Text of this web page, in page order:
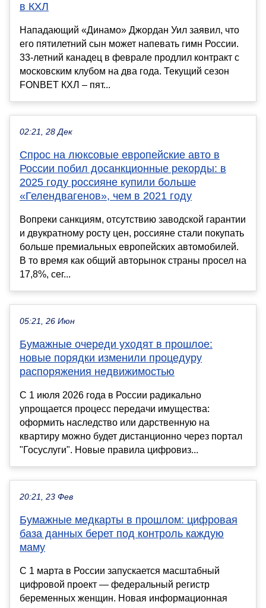
в КХЛ
Нападающий «Динамо» Джордан Уил заявил, что
его пятилетний сын может напевать гимн России.
33-летний канадец в феврале продлил контракт с
московским клубом на два года. Текущий сезон
FONBET КХЛ – пят...
02:21, 28 Дек
Спрос на люксовые европейские авто в
России побил досанкционные рекорды: в
2025 году россияне купили больше
«Гелендвагенов», чем в 2021 году
Вопреки санкциям, отсутствию заводской гарантии
и двукратному росту цен, россияне стали покупать
больше премиальных европейских автомобилей.
В то время как общий авторынок страны просел на
17,8%, сег...
05:21, 26 Июн
Бумажные очереди уходят в прошлое:
новые порядки изменили процедуру
распоряжения недвижимостью
С 1 июля 2026 года в России радикально
упрощается процесс передачи имущества:
оформить наследство или дарственную на
квартиру можно будет дистанционно через портал
"Госуслуги". Новые правила цифровиз...
20:21, 23 Фев
Бумажные медкарты в прошлом: цифровая
база данных берет под контроль каждую
маму
С 1 марта в России запускается масштабный
цифровой проект — федеральный регистр
беременных женщин. Новая информационная